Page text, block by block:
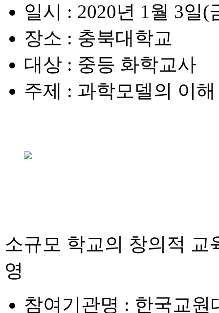
일시 : 2020년 1월 3일(
장소 : 충북대학교
대상 : 중등 화학교사
주제 : 과학모델의 이해
소규모 학교의 창의적
영
참여기관명 : 한국교원